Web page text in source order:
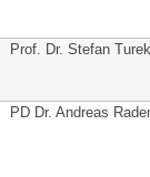
Prof. Dr. Stefan Turek
PD Dr. Andreas